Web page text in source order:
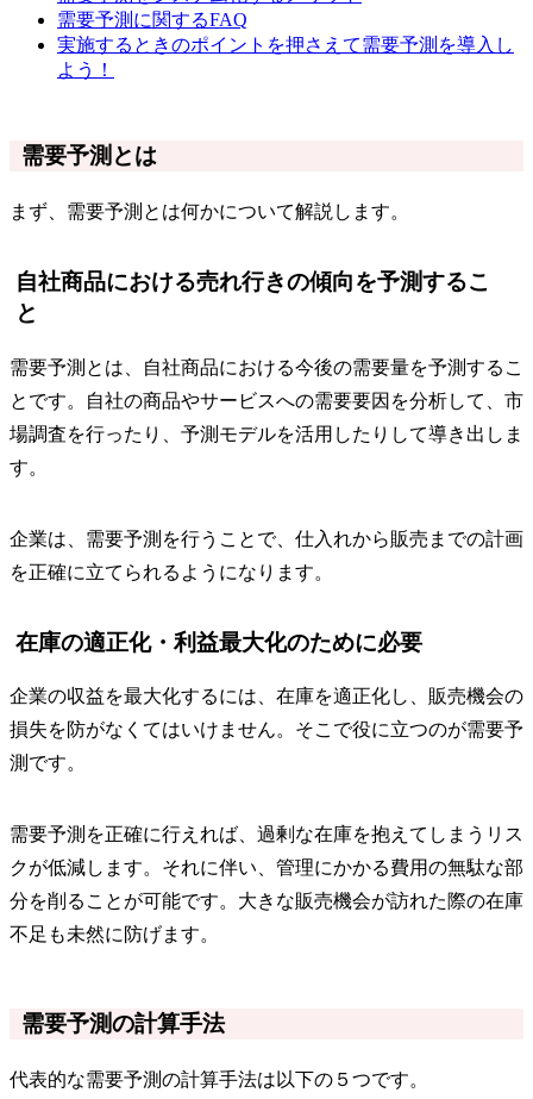
需要予測に関するFAQ
実施するときのポイントを押さえて需要予測を導入し
よう！
需要予測とは
まず、需要予測とは何かについて解説します。
自社商品における売れ行きの傾向を予測するこ
と
需要予測とは、自社商品における今後の需要量を予測するこ
とです。自社の商品やサービスへの需要要因を分析して、市
場調査を行ったり、予測モデルを活用したりして導き出しま
す。
企業は、需要予測を行うことで、仕入れから販売までの計画
を正確に立てられるようになります。
在庫の適正化・利益最大化のために必要
企業の収益を最大化するには、在庫を適正化し、販売機会の
損失を防がなくてはいけません。そこで役に立つのが需要予
測です。
需要予測を正確に行えれば、過剰な在庫を抱えてしまうリス
クが低減します。それに伴い、管理にかかる費用の無駄な部
分を削ることが可能です。大きな販売機会が訪れた際の在庫
不足も未然に防げます。
需要予測の計算手法
代表的な需要予測の計算手法は以下の５つです。